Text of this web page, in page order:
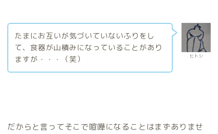
ヒトシ
たまにお互いが気づいていないふりをし
て、食器が山積みになっていることがあり
ますが・・・（笑）
だからと言ってそこで喧嘩になることはまずありませ